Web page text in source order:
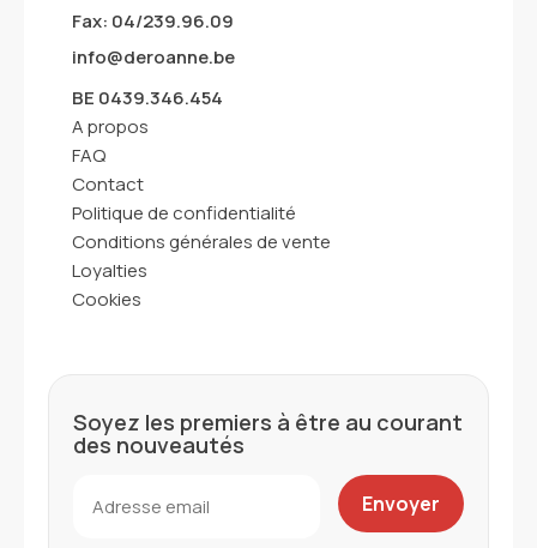
Fax: 04/239.96.09
info@deroanne.be
BE 0439.346.454
A propos
FAQ
Contact
Politique de confidentialité
Conditions générales de vente
Loyalties
Cookies
Soyez les premiers à être au courant
des nouveautés